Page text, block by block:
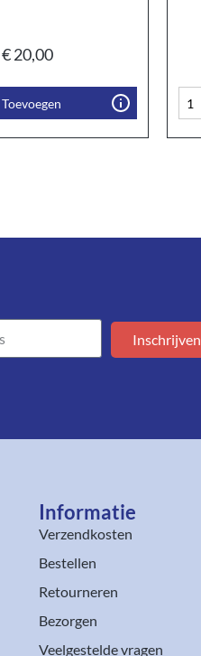
€20,00
Toevoegen
Inschrijven
Informatie
Verzendkosten
Bestellen
Retourneren
Bezorgen
Veelgestelde vragen